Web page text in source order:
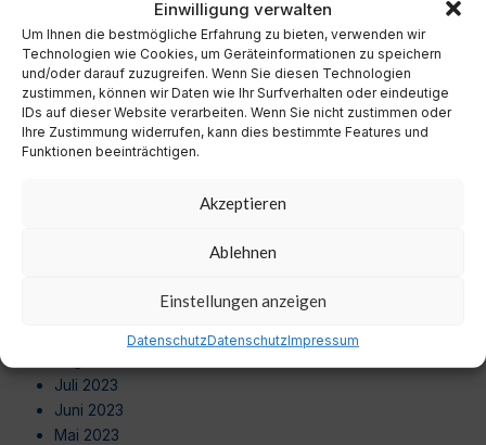
Einwilligung verwalten
Um Ihnen die bestmögliche Erfahrung zu bieten, verwenden wir
Technologien wie Cookies, um Geräteinformationen zu speichern
und/oder darauf zuzugreifen. Wenn Sie diesen Technologien
zustimmen, können wir Daten wie Ihr Surfverhalten oder eindeutige
IDs auf dieser Website verarbeiten. Wenn Sie nicht zustimmen oder
Ihre Zustimmung widerrufen, kann dies bestimmte Features und
Funktionen beeinträchtigen.
Akzeptieren
Ablehnen
Einstellungen anzeigen
DatenschutzDatenschutzImpressum
September 2024
August 2024
Juli 2024
Juni 2024
Mai 2024
April 2024
September 2023
Juli 2023
Juni 2023
Mai 2023